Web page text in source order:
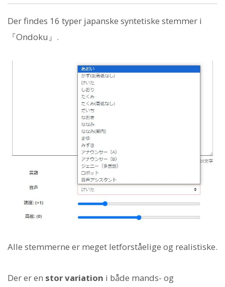
Der findes 16 typer japanske syntetiske stemmer i
『Ondoku』.
Alle stemmerne er meget letforståelige og realistiske.
Der er en stor variation i både mands- og